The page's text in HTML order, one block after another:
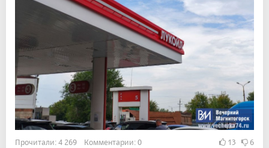
Прочитали: 4 269 Комментарии: 0 13 6